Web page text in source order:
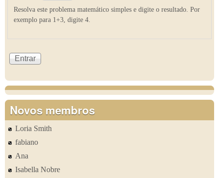
Resolva este problema matemático simples e digite o resultado. Por
exemplo para 1+3, digite 4.
Novos membros
Loria Smith
fabiano
Ana
Isabella Nobre